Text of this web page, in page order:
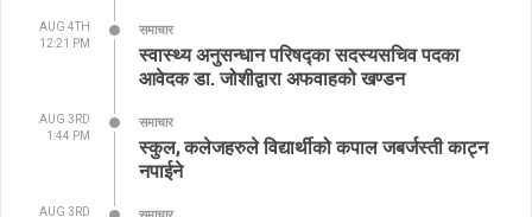
AUG 4TH
12:21 PM
समाचार
स्वास्थ्य अनुसन्धान परिषद्का सदस्यसचिव पदका
आवेदक डा. जोशीद्वारा अफवाहको खण्डन
AUG 3RD
1:44 PM
समाचार
स्कुल, कलेजहरुले विद्यार्थीको कपाल जबर्जस्ती काट्न
नपाईने
AUG 3RD